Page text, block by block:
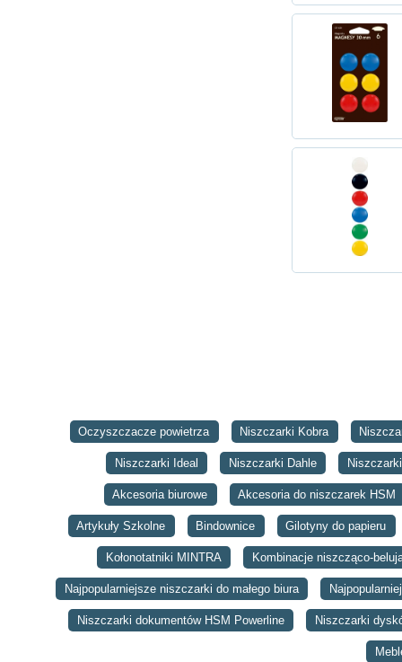
Oczyszczacze powietrza Niszczarki Kobra
Niszczarki Ideal Niszczarki Dahle
Akcesoria biurowe Akcesoria do niszczarek HSM
Artykuły Szkolne Bindownice Gilotyny do papieru
Kołonotatniki MINTRA Kombinacje niszcząco-
Najpopularniejsze niszczarki do małego biura
Niszczarki dokumentów HSM Powerline Niszczarki